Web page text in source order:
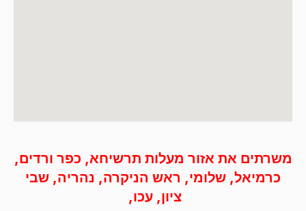
משרתים את אזור מעלות תרשיחא, כפר ורדים,
כרמיאל, שלומי, ראש הניקרה, נהריה, שבי
ציון, עכו, ‭